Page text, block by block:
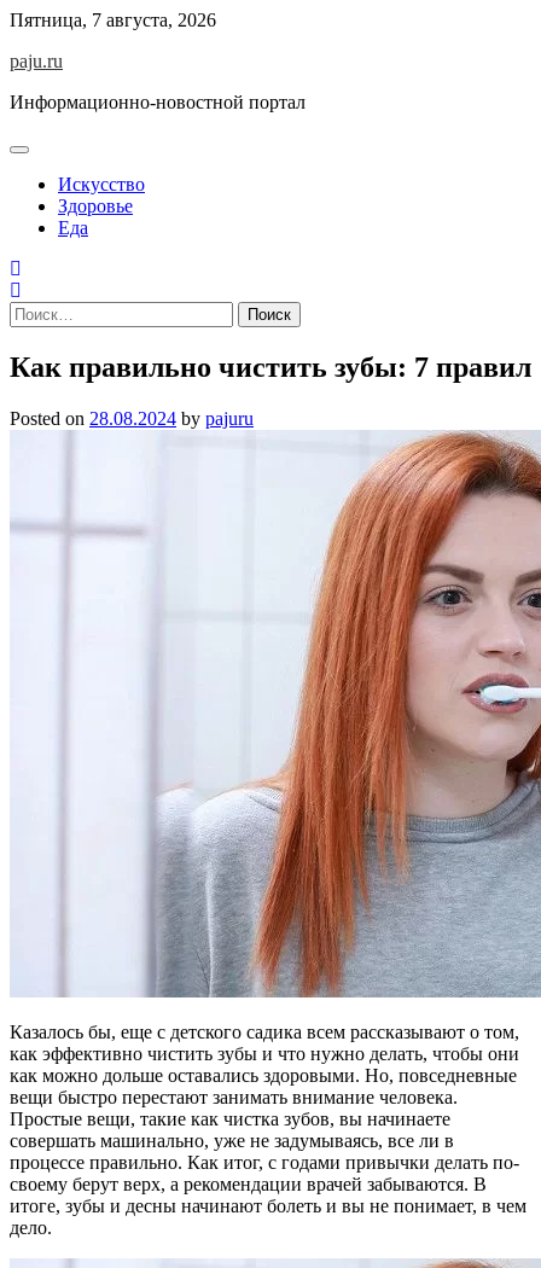
Skip
content
Пятница, 7 августа, 2026
paju.ru
Информационно-новостной портал
Искусство
Здоровье
Еда
Найти:
Как правильно чистить зубы: 7 правил
Posted on 28.08.2024 by pajuru
Казалось бы, еще с детского садика всем рассказывают о том,
как эффективно чистить зубы и что нужно делать, чтобы они
как можно дольше оставались здоровыми. Но, повседневные
вещи быстро перестают занимать внимание человека.
Простые вещи, такие как чистка зубов, вы начинаете
совершать машинально, уже не задумываясь, все ли в
процессе правильно. Как итог, с годами привычки делать по-
своему берут верх, а рекомендации врачей забываются. В
итоге, зубы и десны начинают болеть и вы не понимает, в чем
дело.